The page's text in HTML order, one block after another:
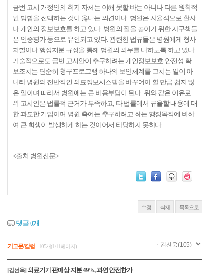
금번 고시 개정안의 취지 자체는 이해 못할 바는 아니나 다른 원칙적
인 방법을 선택하는 것이 옳다는 의견이다. 병원은 자율적으로 환자
나 개인의 정보보호를 하고 있다. 병원의 질을 높이기 위한 자구책들
은 인증평가 등으로 유인되고 있다. 관련한 법규들은 병원에게 형사
처벌이나 행정처분 규정을 통해 병원의 의무를 다하도록 하고 있다.
기술적으로도 금번 고시안이 추구하려는 개인정보보호 안전성 확
보조치는 단순히 청구프로그램 하나의 보안체계를 고치는 일이 아
니라 병원의 전반적인 의료정보시스템을 바꾸어야 할 만큼 쉽지 않
은 일이며 따라서 병원에는 큰 비용부담이 된다. 위와 같은 이유로
위 고시안은 법률적 근거가 부족하고, 타 법률에서 규율할 내용에 대
한 과도한 개입이며 병원 측에는 추구하려고 하는 행정목적에 비하
여 큰 희생이 발생하게 하는 것이어서 타당하지 못하다.
<출처:병원신문>
수정 삭제 목록으로
댓글0개
기고문/칼럼 105개(1/11페이지)
[김선욱] 의료기기 판매상 지분 49%, 과연 안전한가